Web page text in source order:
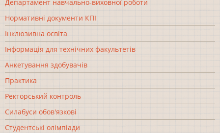
Департамент навчально-виховної роботи
Нормативні документи КПІ
Інклюзивна освіта
Інформація для технічних факультетів
Анкетування здобувачів
Практика
Ректорський контроль
Силабуси обов'язкові
Студентські олімпіади